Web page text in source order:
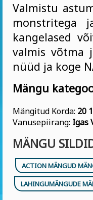
Valmistu
monstritega
kangelased
valmis võtma
nüüd ja koge
Mängu
Mängitud Korda: 20
Vanusepiirang: Igas
MÄNGU
ACTION MÄNGUD
LAHINGUMÄNGUDE